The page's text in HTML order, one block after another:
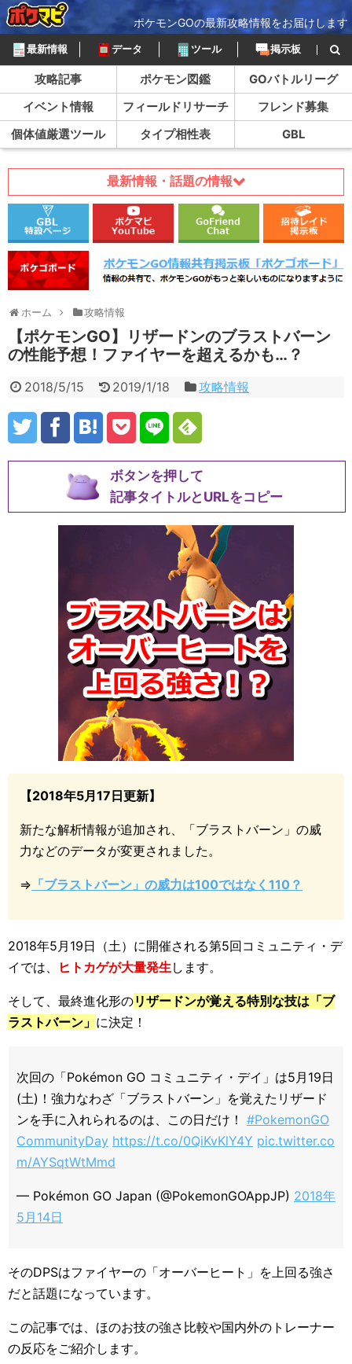
ポケモンGOの最新攻略情報をお届けします
最新情報 データ ツール 掲示板
攻略記事 ポケモン図鑑
GOバトルリーグ
イベント情報
フィールドリサーチ
フレンド募集
個体値厳選ツール
タイプ相性表 GBL
最新情報・話題の情報
ホーム 攻略情報
【ポケモンGO】リザードンのブラストバーン
の性能予想！ファイヤーを超えるかも…？
2018/5/15 2019/1/18 攻略情報
ボタンを押して
記事タイトルとURLをコピー
【2018年5月17日更新】
新たな解析情報が追加され、「ブラストバーン」の威
力などのデータが変更されました。
⇒ 「ブラストバーン」の威力は100ではなく110？
2018年5月19日（土）に開催される第5回コミュニティ・デ
イでは、
ヒトカゲが大量発生します。
そして、最終進化形のリザードンが覚える特別な技は「ブ
ラストバーン」 に決定！
次回の「Pokémon GO コミュニティ・デイ」は5月19日
(土)！強力なわざ「ブラストバーン」を覚えたリザード
ンを手に入れられるのは、この日だけ！ #PokemonGO
CommunityDay https://t.co/0QiKvKlY4Y pic.twitter.co
m/AYSqtWtMmd
— Pokémon GO Japan (@PokemonGOAppJP) 2018年
5月14日
そのDPSはファイヤーの「オーバーヒート」を上回る強さ
だと話題になっています。
この記事では、ほのお技の強さ比較や国内外のトレーナー
の反応をご紹介します。